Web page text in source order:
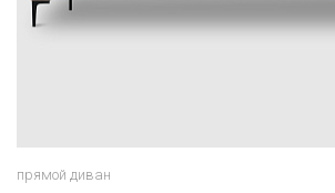
прямой диван